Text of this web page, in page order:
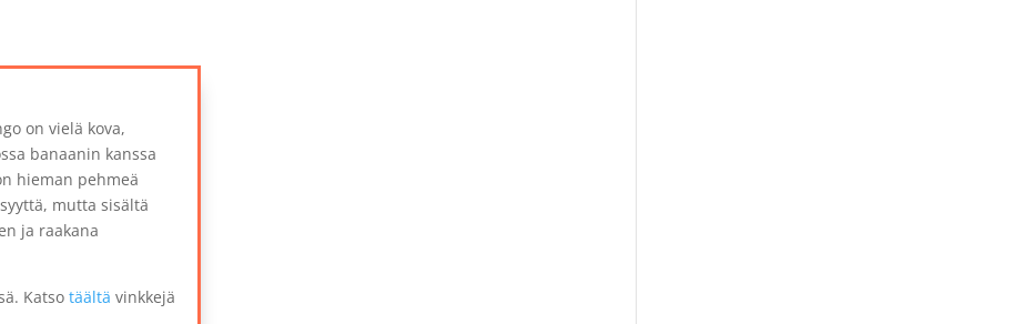
on vielä kova,
banaanin kanssa
hieman pehmeä
mutta sisältä
ja raakana
Katsotäältä vinkkejä